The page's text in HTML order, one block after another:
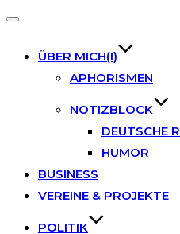
Toggle
ÜBER MICH(I)
APHORISMEN
NOTIZBLOCK
DEUTSCHE
HUMOR
BUSINESS
VEREINE & PROJEKTE
POLITIK